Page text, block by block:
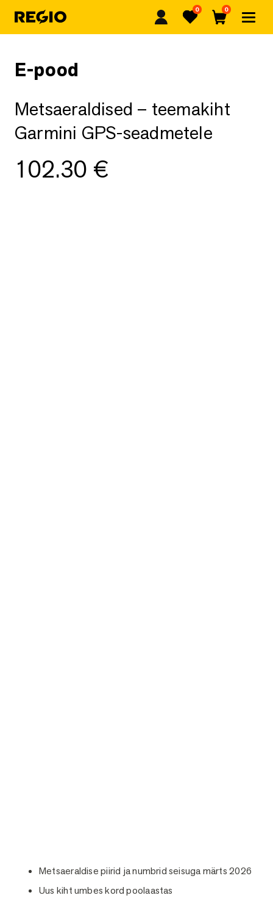
Regio Lemmikud
0
Ostukorv
0
E-pood
Metsaeraldised – teemakiht
Garmini GPS-seadmetele
102.30 €
Metsaeraldise piirid ja numbrid seisuga märts 2026
Uus kiht umbes kord poolaastas